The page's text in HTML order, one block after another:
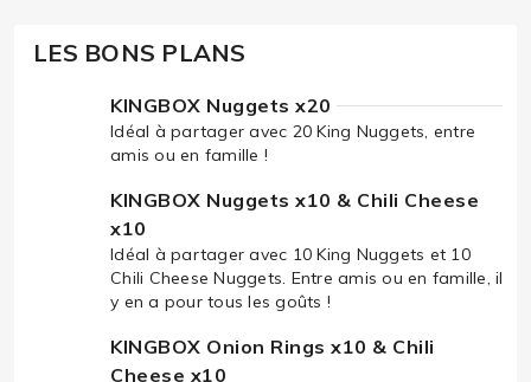
LES BONS PLANS
KINGBOX Nuggets x20
Idéal à partager avec 20 King Nuggets, entre
amis ou en famille !
KINGBOX Nuggets x10 & Chili Cheese
x10
Idéal à partager avec 10 King Nuggets et 10
Chili Cheese Nuggets. Entre amis ou en famille, il
y en a pour tous les goûts !
KINGBOX Onion Rings x10 & Chili
Cheese x10